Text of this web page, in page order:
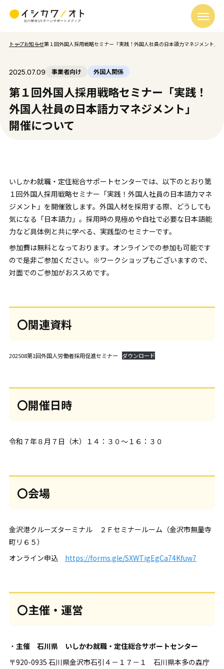
トップお知らせ第１回外国人採用戦略セミナー「実践！外国人社員の日本語力マネジメント」
2025.07.09 事業者向け 外国人関係
第１回外国人採用戦略セミナー「実践！
外国人社員の日本語力マネジメント」
開催について
いしかわ就職・定住総合サポートセンターでは、以下のとおり第
１回外国人採用戦略セミナー「実践！外国人社員の日本語力マネ
ジメント」を開催致します。外国人材を採用する際、どうしても
気になる「日本語力」。採用時の見極めや自社で必要な日本語能
力など具体例と共に学べる、実践型のセミナーです。
参加費は無料となっております。オンラインでの参加も可能です
ので是非ご参加ください。※ワークショップもございますので、
対面でのご参加がおススめです。
〇関連資料
202508第1回外国人労働者採用促進セミナー ダウンロード
〇開催日時
令和７年８月７日（木）１４：３０～１６：３０
〇会場
金沢港クルーズターミナル ２Ｆセミナールーム（金沢市無量寺
町リ６５）
オンライン申込 https://forms.gle/SXWTigEgCa74Kfuw7
〇主催・運営
・ 主催 石川県 いしかわ就職・定住総合サポートセンター
〒920-0935 石川県金沢市石引４－１７－１ 石川県本多の森庁